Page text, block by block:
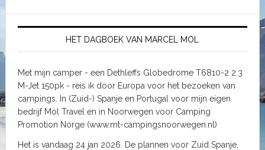
HET DAGBOEK VAN MARCEL MOL
Met mijn camper - een Dethleffs Globedrome T6810-2 2.3
M-Jet 150pk - reis ik door Europa voor het bezoeken van
campings. In (Zuid-) Spanje en Portugal voor mijn eigen
bedrijf Mol Travel en in Noorwegen voor Camping
Promotion Norge (www.mt-campingsnoorwegen.nl)
Het is vandaag 24 jan 2026. De plannen voor Zuid Spanje,